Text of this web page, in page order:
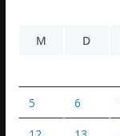
M
D
5 6